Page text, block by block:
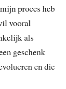
proces heb
vooral
als
geschenk
en die